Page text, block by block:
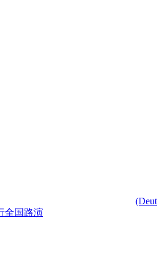
全国路演